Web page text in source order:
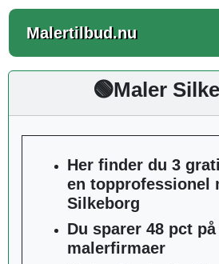
Malertilbud.nu
🟢Maler
Her finder du 3
en topprofessionel
Silkeborg
Du sparer 48 pct
malerfirmaer